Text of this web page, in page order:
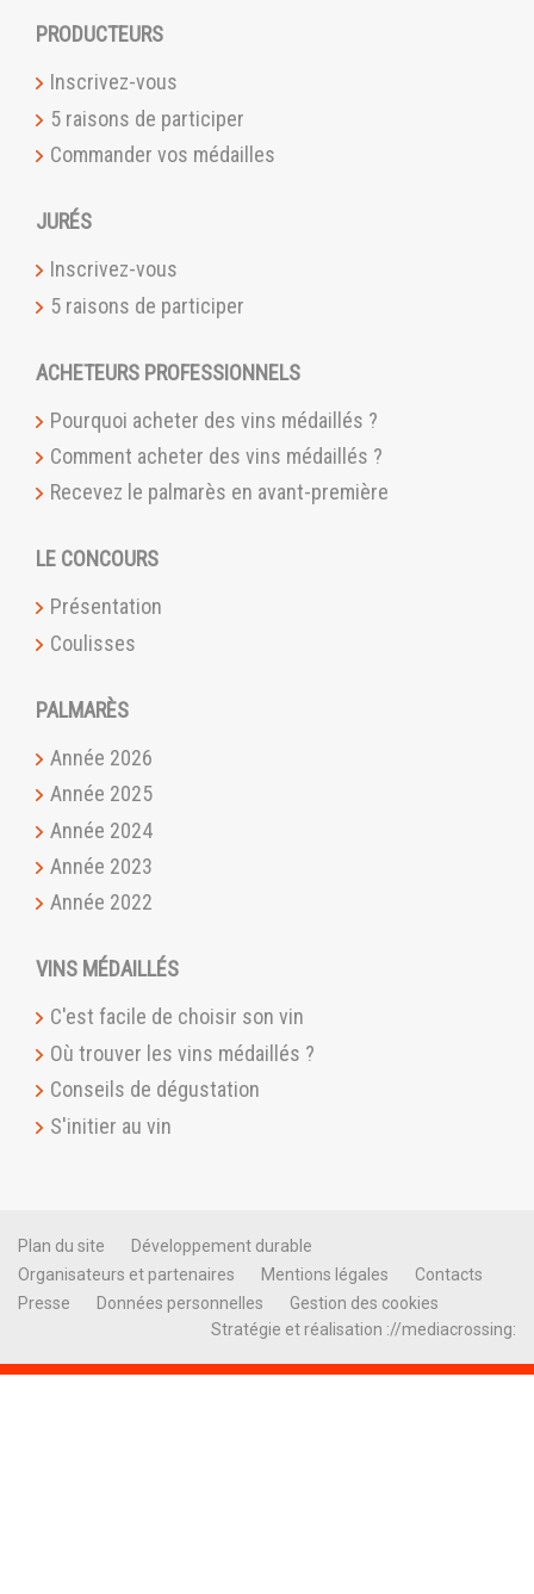
PRODUCTEURS
Inscrivez-vous
5 raisons de participer
Commander vos médailles
JURÉS
Inscrivez-vous
5 raisons de participer
ACHETEURS PROFESSIONNELS
Pourquoi acheter des vins médaillés ?
Comment acheter des vins médaillés ?
Recevez le palmarès en avant-première
LE CONCOURS
Présentation
Coulisses
PALMARÈS
Année 2026
Année 2025
Année 2024
Année 2023
Année 2022
VINS MÉDAILLÉS
C'est facile de choisir son vin
Où trouver les vins médaillés ?
Conseils de dégustation
S'initier au vin
Plan du site
Développement durable
Organisateurs et partenaires
Mentions légales
Contacts
Presse
Données personnelles
Gestion des cookies
Stratégie et réalisation ://mediacrossing: